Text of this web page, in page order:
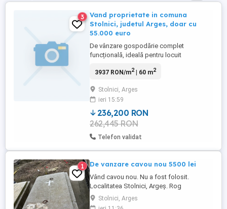
3
Vand proprietate in comuna
Stolnici, judetul Arges, doar cu
55.000 euro
De vânzare gospodărie complet
funcțională, ideală pentru locuit
situată într-o zonă liniștită din Stolnici, cu
cărămidă, de aproximativ 60 mp, geamuri
termopan, compartimentată eficient: 3
camere, veranda, si doua cai de acces ...
3937 RON/m2| 60 m2
Stolnici, Arges
ieri 15:59
236,200 RON
262,445 RON
Telefon validat
1 De vanzare cavou nou 5500 lei
Vând cavou nou. Nu a fost folosit.
Localitatea Stolnici, Argeş. Rog
seriozitate.
Stolnici, Arges